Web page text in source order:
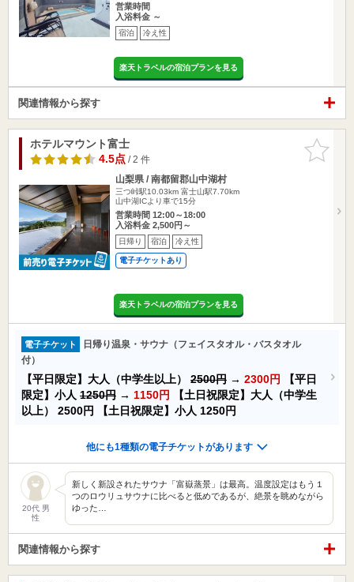
営業時間
入浴料金 ～
宿泊 冷え性
楽天トラベルの宿泊プランを見る
関連情報から探す
お気に入
りに追加
ホテルマウント富士
4.5点/ 2 件
山梨県 / 南都留郡山中湖村
三つ峠駅10.03km 富士山駅7.70km
山中湖ICより車で15分
営業時間 12:00～18:00
入浴料金 2,500円～
日帰り 宿泊 冷え性
電子チケットあり
楽天トラベルの宿泊プランを見る
電子チケット
日帰り温泉・サウナ（フェイスタオル・バスタオル
付）
【平日限定】大人（中学生以上） 2500円 → 2300円
【平日
限定】小人 1250円 → 1150円
【土日祝限定】大人（中学生
以上） 2500円 【土日祝限定】小人 1250円
他にも1種類の電子チケットがあります
20代 男
性
新しく新設されたサウナ「富嶽蒸景」は最高。温度設定はもう１
つのロウリュサウナに比べると低めであるが、絶景を眺めながら
ゆった…
関連情報から探す